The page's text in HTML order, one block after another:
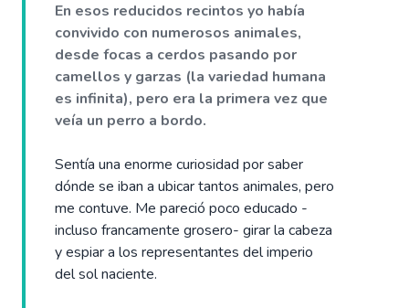
En esos reducidos recintos yo había
convivido con numerosos animales,
desde focas a cerdos pasando por
camellos y garzas (la variedad humana
es infinita), pero era la primera vez que
veía un perro a bordo.
Sentía una enorme curiosidad por saber
dónde se iban a ubicar tantos animales, pero
me contuve. Me pareció poco educado -
incluso francamente grosero- girar la cabeza
y espiar a los representantes del imperio
del sol naciente.